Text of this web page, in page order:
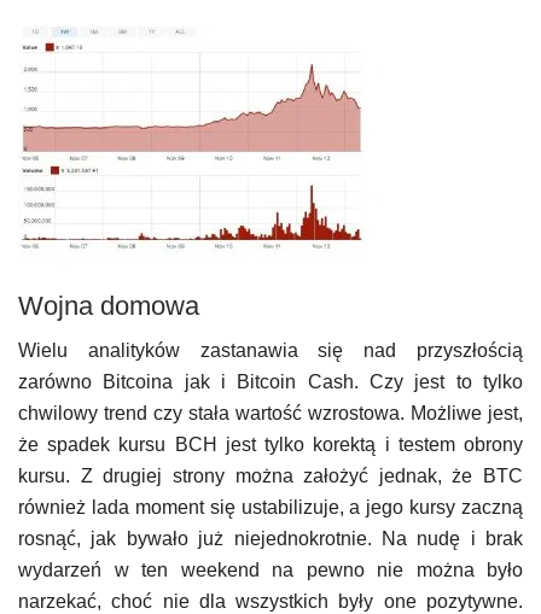
Wojna domowa
Wielu analityków zastanawia się nad przyszłością
zarówno Bitcoina jak i Bitcoin Cash. Czy jest to tylko
chwilowy trend czy stała wartość wzrostowa. Możliwe jest,
że spadek kursu BCH jest tylko korektą i testem obrony
kursu. Z drugiej strony można założyć jednak, że BTC
również lada moment się ustabilizuje, a jego kursy zaczną
rosnąć, jak bywało już niejednokrotnie. Na nudę i brak
wydarzeń w ten weekend na pewno nie można było
narzekać, choć nie dla wszystkich były one pozytywne.